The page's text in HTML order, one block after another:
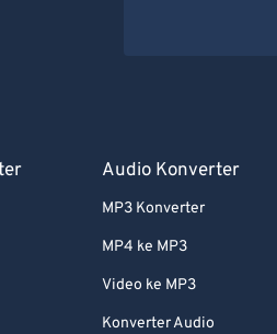
Audio Konverter
MP3 Konverter
MP4 ke MP3
Video ke MP3
Konverter Audio